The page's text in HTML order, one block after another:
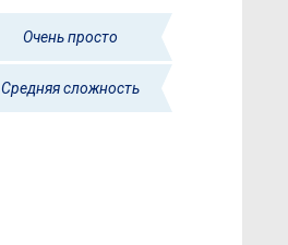
Очень просто
Средняя сложность